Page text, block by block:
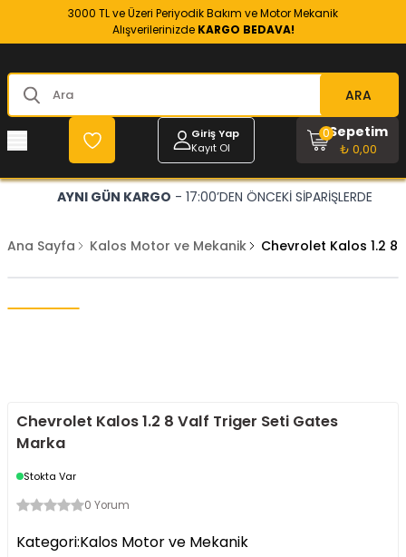
3000 TL ve Üzeri Periyodik Bakım ve Motor Mekanik
Alışverilerinizde KARGO BEDAVA!
ARA
Giriş Yap
Kayıt Ol
Sepetim
₺ 0,00
0
AYNI GÜN KARGO - 17:00’DEN ÖNCEKİ SİPARİŞLERDE
Ana Sayfa Kalos Motor ve Mekanik Chevrolet Kalos 1.2
Chevrolet Kalos 1.2 8 Valf Triger Seti Gates
Marka
Stokta Var
0 Yorum
Kategori:Kalos Motor ve Mekanik